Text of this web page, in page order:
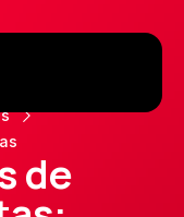
de